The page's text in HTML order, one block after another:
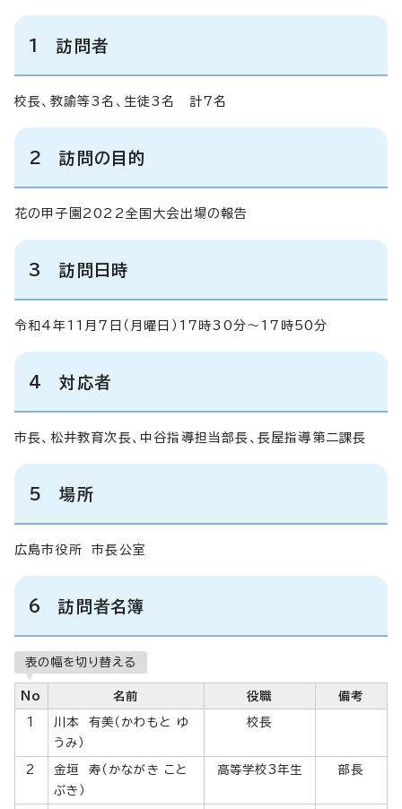
1 訪問者
校長、教諭等3名、生徒3名 計7名
2 訪問の目的
花の甲子園2022全国大会出場の報告
3 訪問日時
令和4年11月7日（月曜日）17時30分～17時50分
4 対応者
市長、松井教育次長、中谷指導担当部長、長屋指導第二課長
5 場所
広島市役所 市長公室
6 訪問者名簿
表の幅を切り替える
No 名前 役職 備考
1
川本 有美（かわもと ゆ
うみ）
校長
2
金垣 寿（かながき こと
ぶき）
高等学校3年生 部長